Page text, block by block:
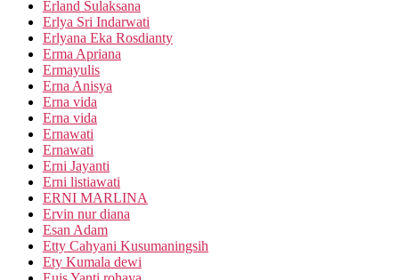
Erland Sulaksana
Erlya Sri Indarwati
Erlyana Eka Rosdianty
Erma Apriana
Ermayulis
Erna Anisya
Erna vida
Erna vida
Ernawati
Ernawati
Erni Jayanti
Erni listiawati
ERNI MARLINA
Ervin nur diana
Esan Adam
Etty Cahyani Kusumaningsih
Ety Kumala dewi